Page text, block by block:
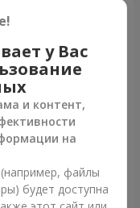
"Баллада о
у Вас
и контент,
на
файлы
будет доступна